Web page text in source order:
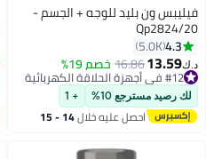
فيليبس ون بليد للوجه + الجسم -
Qp2824/20
4.3
5.0K
د.ك‏13.59
16.86خصم 19%
#12 في أجهزة الحلاقة الكهربائية
#12 في أجهزة الحلاقة الكهربائية
لك رصيد مسترجع 10% + 1
احصل عليه خلال 14 - 15